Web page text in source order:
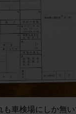
も車検場にしか無